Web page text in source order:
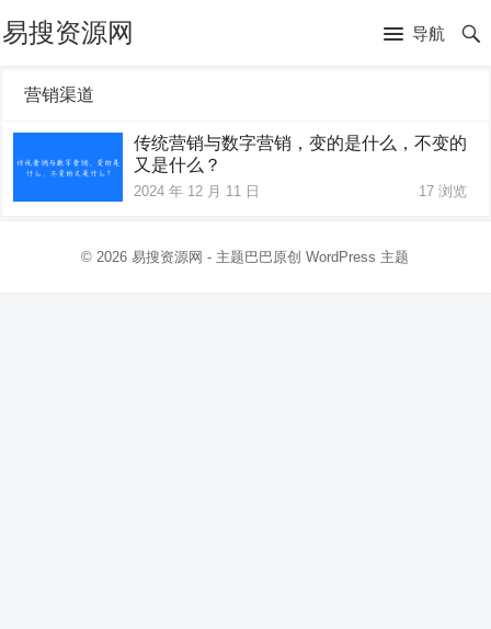
易搜资源网 导航
营销渠道
传统营销与数字营销，变的是什么，不变的
又是什么？
2024 年 12 月 11 日 17浏览
© 2026易搜资源网 - 主题巴巴原创WordPress 主题